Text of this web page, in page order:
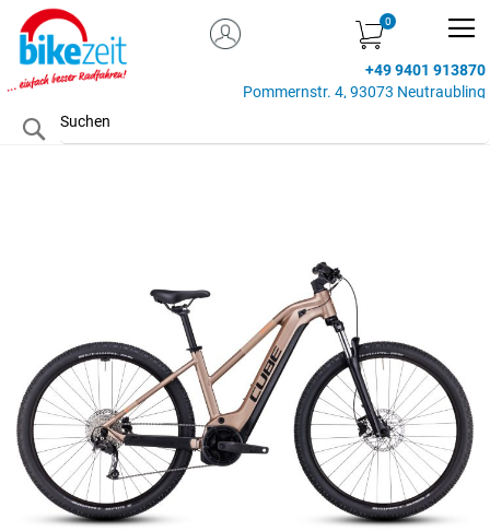
MEIN KONTO
+49 9401 913870
Pommernstr. 4, 93073 Neutraubling
Search